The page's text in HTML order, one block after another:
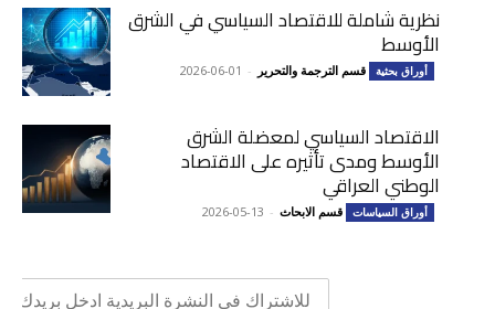
نظرية شاملة للاقتصاد السياسي في الشرق
الأوسط
أوراق بحثية قسم الترجمة والتحرير -
2026-06-01
الاقتصاد السياسي لمعضلة الشرق
الأوسط ومدى تأثيره على الاقتصاد
الوطني العراقي
أوراق السياسات قسم الابحاث -
2026-05-13